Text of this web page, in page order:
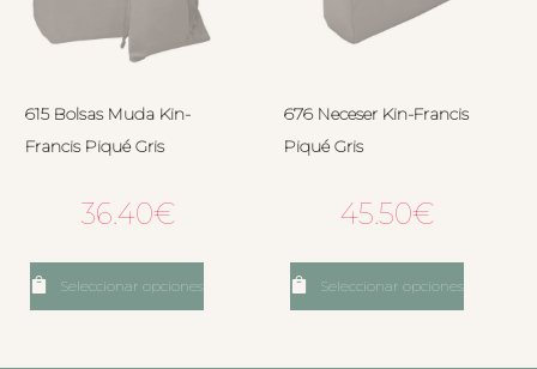
615 Bolsas Muda Kin-
Francis Piqué Gris
36.40€
Seleccionar opciones
676 Neceser Kin-Francis
Piqué Gris
45.50€
Seleccionar opciones